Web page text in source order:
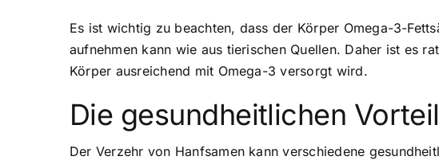
Es ist wichtig zu beachten, dass der Körper Omega-3-
aufnehmen kann wie aus tierischen Quellen. Daher ist es
Körper ausreichend mit Omega-3 versorgt wird.
Die gesundheitlichen
Der Verzehr von Hanfsamen kann verschiedene